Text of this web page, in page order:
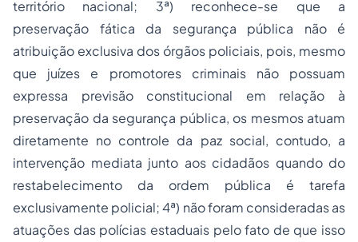
território nacional; 3ª) reconhece-se que a
preservação fática da segurança pública não é
atribuição exclusiva dos órgãos policiais, pois, mesmo
que juízes e promotores criminais não possuam
expressa previsão constitucional em relação à
preservação da segurança pública, os mesmos atuam
diretamente no controle da paz social, contudo, a
intervenção mediata junto aos cidadãos quando do
restabelecimento da ordem pública é tarefa
exclusivamente policial; 4ª) não foram consideradas as
atuações das polícias estaduais pelo fato de que isso